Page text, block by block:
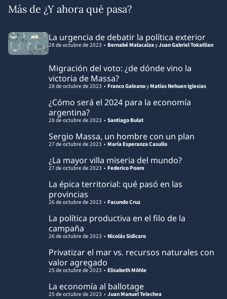
Más de ¿Y ahora qué pasa?
La urgencia de debatir la política exterior
Bernabé MalacalzayJuan Gabriel Tokatlian
28 de octubre de 2023
Migración del voto: ¿de dónde vino la
victoria de Massa?
Franco GaleanoyMatías Nehuen Iglesias
28 de octubre de 2023
¿Cómo será el 2024 para la economía
argentina?
Santiago Bulat
28 de octubre de 2023
Sergio Massa, un hombre con un plan
María Esperanza Casullo
27 de octubre de 2023
¿La mayor villa miseria del mundo?
Federico Poore
27 de octubre de 2023
La épica territorial: qué pasó en las
provincias
Facundo Cruz
26 de octubre de 2023
La política productiva en el filo de la
campaña
Nicolás Sidicaro
26 de octubre de 2023
Privatizar el mar vs. recursos naturales con
valor agregado
Elisabeth Möhle
25 de octubre de 2023
La economía al ballotage
Juan Manuel Telechea
25 de octubre de 2023